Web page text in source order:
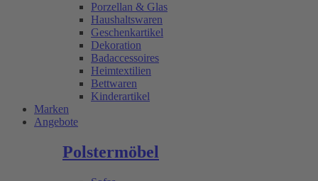
Porzellan & Glas
Haushaltswaren
Geschenkartikel
Dekoration
Badaccessoires
Heimtextilien
Bettwaren
Kinderartikel
Marken
Angebote
Polstermöbel